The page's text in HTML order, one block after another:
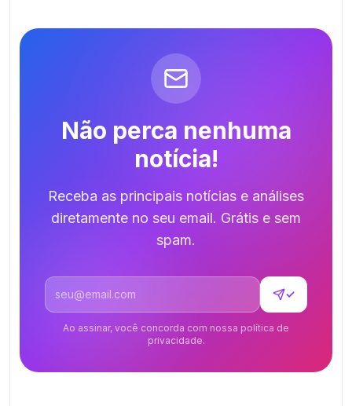
Não perca nenhuma
notícia!
Receba as principais notícias e análises
diretamente no seu email. Grátis e sem
spam.
Endereço de email
✓
Ao assinar, você concorda com nossa política de
privacidade.